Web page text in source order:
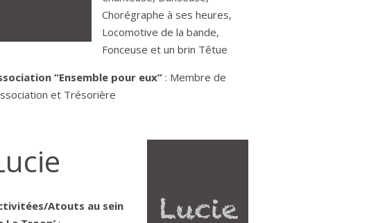
Chorégraphe à ses heures,
Locomotive de la bande,
Fonceuse et un brin Têtue
“Ensemble pour eux”: Membre de
et Trésorière
Atouts au sein